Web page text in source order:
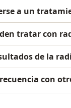
a un
tratar con
de la
con